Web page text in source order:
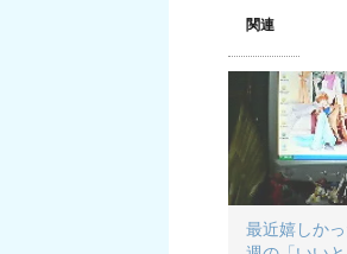
関連
最近嬉しか